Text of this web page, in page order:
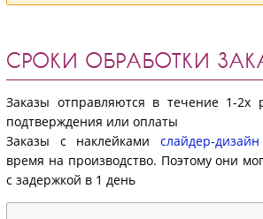
СРОКИ ОБРАБОТКИ
Заказы отправляются в течение 1-2х
подтверждения или оплаты
Заказы с наклейками слайдер-дизайн
время на производство. Поэтому они
с задержкой в 1 день